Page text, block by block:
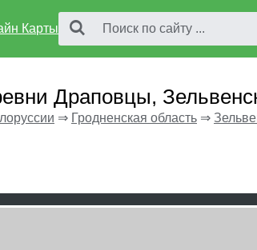
Карты
Драповцы,
⇒ Гродненская область ⇒